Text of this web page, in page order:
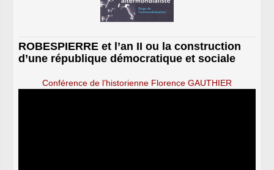
ROBESPIERRE et l’an II ou la construction
d’une république démocratique et sociale
Conférence de l’historienne Florence GAUTHIER